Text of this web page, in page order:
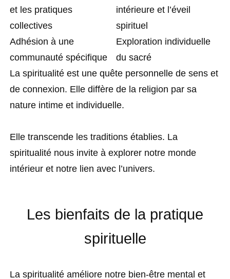
et les pratiques
collectives
intérieure et l’éveil
spirituel
Adhésion à une
communauté spécifique
Exploration individuelle
du sacré
La spiritualité est une quête personnelle de sens et
de connexion. Elle diffère de la religion par sa
nature intime et individuelle.
Elle transcende les traditions établies. La
spiritualité nous invite à explorer notre monde
intérieur et notre lien avec l’univers.
Les bienfaits de la pratique
spirituelle
La spiritualité améliore notre bien-être mental et